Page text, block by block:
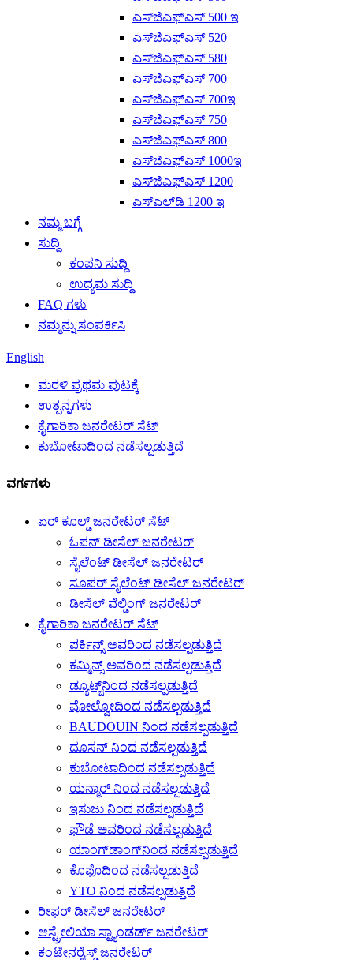
ಎಸ್‌ಜಿಎಫ್‌ಎಸ್ 500 ಇ
ಎಸ್‌ಜಿಎಫ್‌ಎಸ್ 520
ಎಸ್‌ಜಿಎಫ್‌ಎಸ್ 580
ಎಸ್‌ಜಿಎಫ್‌ಎಸ್ 700
ಎಸ್‌ಜಿಎಫ್‌ಎಸ್ 700ಇ
ಎಸ್‌ಜಿಎಫ್‌ಎಸ್ 750
ಎಸ್‌ಜಿಎಫ್‌ಎಸ್ 800
ಎಸ್‌ಜಿಎಫ್‌ಎಸ್ 1000ಇ
ಎಸ್‌ಜಿಎಫ್‌ಎಸ್ 1200
ಎಸ್‌ಎಲ್‌ಡಿ 1200 ಇ
ನಮ್ಮ ಬಗ್ಗೆ
ಸುದ್ದಿ
ಕಂಪನಿ ಸುದ್ದಿ
ಉದ್ಯಮ ಸುದ್ದಿ
FAQ ಗಳು
ನಮ್ಮನ್ನು ಸಂಪರ್ಕಿಸಿ
English
ಮರಳಿ ಪ್ರಥಮ ಪುಟಕ್ಕೆ
ಉತ್ಪನ್ನಗಳು
ಕೈಗಾರಿಕಾ ಜನರೇಟರ್ ಸೆಟ್
ಕುಬೋಟಾದಿಂದ ನಡೆಸಲ್ಪಡುತ್ತಿದೆ
ವರ್ಗಗಳು
ಏರ್ ಕೂಲ್ಡ್ ಜನರೇಟರ್ ಸೆಟ್
ಓಪನ್ ಡೀಸೆಲ್ ಜನರೇಟರ್
ಸೈಲೆಂಟ್ ಡೀಸೆಲ್ ಜನರೇಟರ್
ಸೂಪರ್ ಸೈಲೆಂಟ್ ಡೀಸೆಲ್ ಜನರೇಟರ್
ಡೀಸೆಲ್ ವೆಲ್ಡಿಂಗ್ ಜನರೇಟರ್
ಕೈಗಾರಿಕಾ ಜನರೇಟರ್ ಸೆಟ್
ಪರ್ಕಿನ್ಸ್ ಅವರಿಂದ ನಡೆಸಲ್ಪಡುತ್ತಿದೆ
ಕಮ್ಮಿನ್ಸ್ ಅವರಿಂದ ನಡೆಸಲ್ಪಡುತ್ತಿದೆ
ಡ್ಯೂಟ್ಜ್‌ನಿಂದ ನಡೆಸಲ್ಪಡುತ್ತಿದೆ
ವೋಲ್ವೋದಿಂದ ನಡೆಸಲ್ಪಡುತ್ತಿದೆ
BAUDOUIN ನಿಂದ ನಡೆಸಲ್ಪಡುತ್ತಿದೆ
ದೂಸನ್ ನಿಂದ ನಡೆಸಲ್ಪಡುತ್ತಿದೆ
ಕುಬೋಟಾದಿಂದ ನಡೆಸಲ್ಪಡುತ್ತಿದೆ
ಯನ್ಮಾರ್ ನಿಂದ ನಡೆಸಲ್ಪಡುತ್ತಿದೆ
ಇಸುಜು ನಿಂದ ನಡೆಸಲ್ಪಡುತ್ತಿದೆ
ಫೌಡೆ ಅವರಿಂದ ನಡೆಸಲ್ಪಡುತ್ತಿದೆ
ಯಾಂಗ್‌ಡಾಂಗ್‌ನಿಂದ ನಡೆಸಲ್ಪಡುತ್ತಿದೆ
ಕೊಫೊದಿಂದ ನಡೆಸಲ್ಪಡುತ್ತಿದೆ
YTO ನಿಂದ ನಡೆಸಲ್ಪಡುತ್ತಿದೆ
ರೀಫರ್ ಡೀಸೆಲ್ ಜನರೇಟರ್
ಆಸ್ಟ್ರೇಲಿಯಾ ಸ್ಟ್ಯಾಂಡರ್ಡ್ ಜನರೇಟರ್
ಕಂಟೇನರೈಸ್ಡ್ ಜನರೇಟರ್